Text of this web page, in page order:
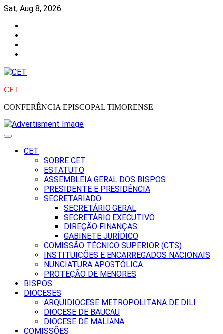
Skip
content
Sat, Aug 8, 2026
CET
CONFERÊNCIA EPISCOPAL TIMORENSE
CET
SOBRE CET
ESTATUTO
ASSEMBLEIA GERAL DOS BISPOS
PRESIDENTE E PRESIDÊNCIA
SECRETARIADO
SECRETÁRIO GERAL
SECRETÁRIO EXECUTIVO
DIREÇÃO FINANÇAS
GABINETE JURÍDICO
COMISSÃO TÉCNICO SUPERIOR (CTS)
INSTITUIÇÕES E ENCARREGADOS NACIONAIS
NUNCIATURA APOSTÓLICA
PROTEÇÃO DE MENORES
BISPOS
DIOCESES
ARQUIDIOCESE METROPOLITANA DE DILI
DIOCESE DE BAUCAU
DIOCESE DE MALIANA
COMISSÕES